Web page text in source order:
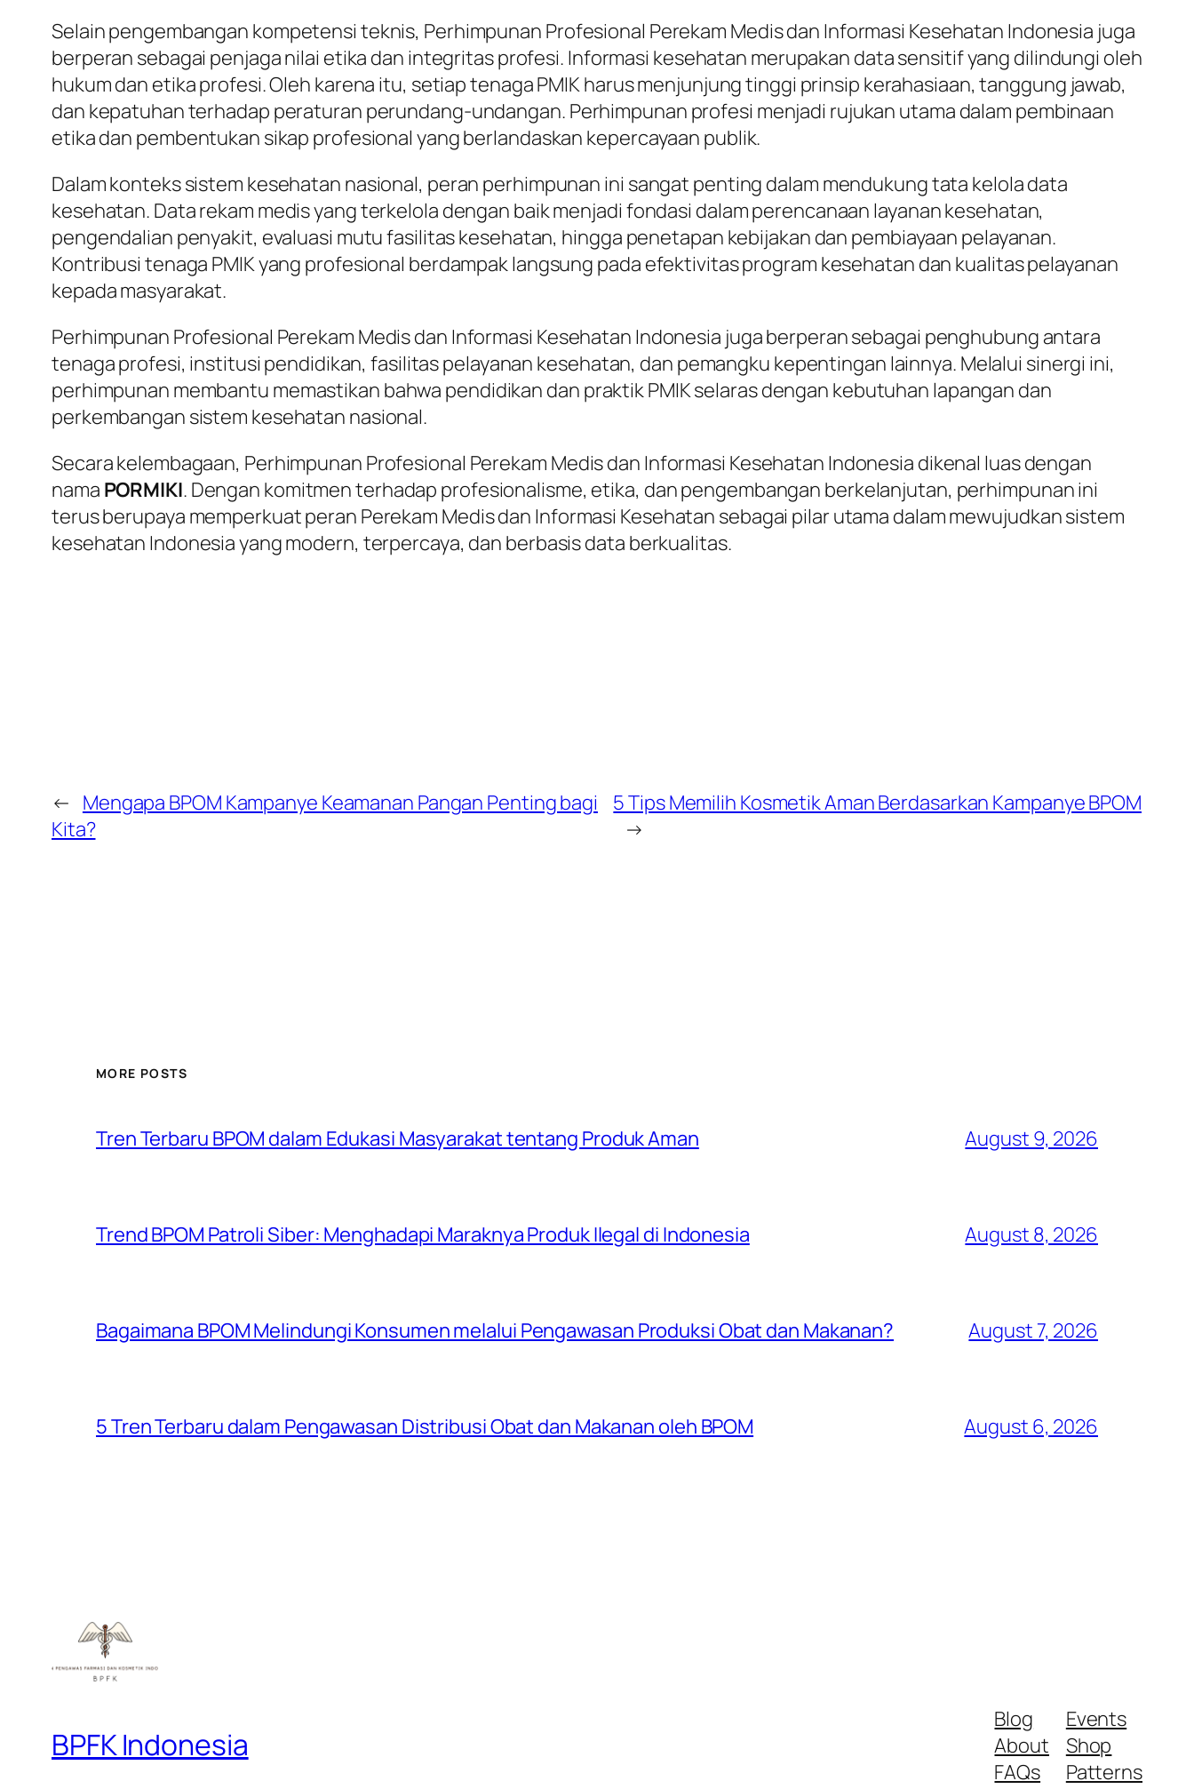
Selain pengembangan kompetensi teknis, Perhimpunan Profesional Perekam Medis dan Informasi Kesehatan Indonesia juga
berperan sebagai penjaga nilai etika dan integritas profesi. Informasi kesehatan merupakan data sensitif yang dilindungi oleh
hukum dan etika profesi. Oleh karena itu, setiap tenaga PMIK harus menjunjung tinggi prinsip kerahasiaan, tanggung jawab,
dan kepatuhan terhadap peraturan perundang-undangan. Perhimpunan profesi menjadi rujukan utama dalam pembinaan
etika dan pembentukan sikap profesional yang berlandaskan kepercayaan publik.
Dalam konteks sistem kesehatan nasional, peran perhimpunan ini sangat penting dalam mendukung tata kelola data
kesehatan. Data rekam medis yang terkelola dengan baik menjadi fondasi dalam perencanaan layanan kesehatan,
pengendalian penyakit, evaluasi mutu fasilitas kesehatan, hingga penetapan kebijakan dan pembiayaan pelayanan.
Kontribusi tenaga PMIK yang profesional berdampak langsung pada efektivitas program kesehatan dan kualitas pelayanan
kepada masyarakat.
Perhimpunan Profesional Perekam Medis dan Informasi Kesehatan Indonesia juga berperan sebagai penghubung antara
tenaga profesi, institusi pendidikan, fasilitas pelayanan kesehatan, dan pemangku kepentingan lainnya. Melalui sinergi ini,
perhimpunan membantu memastikan bahwa pendidikan dan praktik PMIK selaras dengan kebutuhan lapangan dan
perkembangan sistem kesehatan nasional.
Secara kelembagaan, Perhimpunan Profesional Perekam Medis dan Informasi Kesehatan Indonesia dikenal luas dengan
nama PORMIKI. Dengan komitmen terhadap profesionalisme, etika, dan pengembangan berkelanjutan, perhimpunan ini
terus berupaya memperkuat peran Perekam Medis dan Informasi Kesehatan sebagai pilar utama dalam mewujudkan sistem
kesehatan Indonesia yang modern, terpercaya, dan berbasis data berkualitas.
← Mengapa BPOM Kampanye Keamanan Pangan Penting bagi
Kita?
5 Tips Memilih Kosmetik Aman Berdasarkan Kampanye BPOM
→
MORE POSTS
Tren Terbaru BPOM dalam Edukasi Masyarakat tentang Produk Aman August 9, 2026
Trend BPOM Patroli Siber: Menghadapi Maraknya Produk Ilegal di Indonesia August 8, 2026
Bagaimana BPOM Melindungi Konsumen melalui Pengawasan Produksi Obat dan Makanan? August 7, 2026
5 Tren Terbaru dalam Pengawasan Distribusi Obat dan Makanan oleh BPOM August 6, 2026
BPFK Indonesia
Blog
About
FAQs
Events
Shop
Patterns